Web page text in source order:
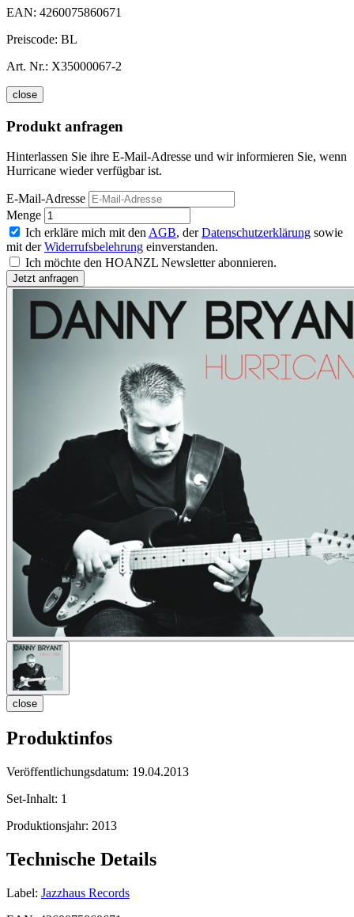
EAN: 4260075860671
Preiscode: BL
Art. Nr.: X35000067-2
close
Produkt anfragen
Hinterlassen Sie ihre E-Mail-Adresse und wir informieren Sie, wenn
Hurricane wieder verfügbar ist.
E-Mail-Adresse
Menge
Ich erkläre mich mit den AGB, derDatenschutzerklärung sowie
mit derWiderrufsbelehrung einverstanden.
Ich möchte den HOANZL Newsletter abonnieren.
close
Produktinfos
Veröffentlichungsdatum: 19.04.2013
Set-Inhalt: 1
Produktionsjahr: 2013
Technische Details
Label: Jazzhaus Records